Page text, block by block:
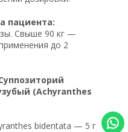
пациента:
Свыше 90 кг —
до 2
(Achyranthes
bidentata — 5 г